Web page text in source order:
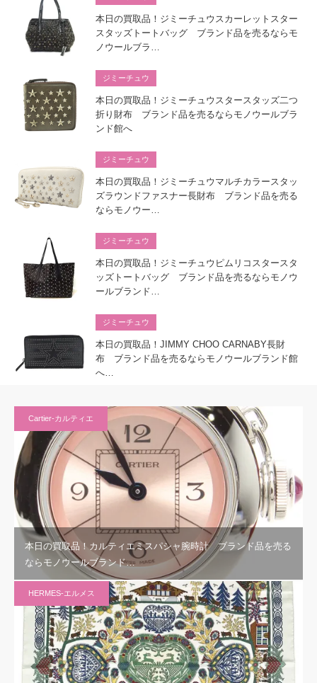
本日の買取品！ジミーチュウスカーレットスター
スタッズトートバッグ ブランド品を売るならモ
ノウールブラ…
ジミーチュウ
本日の買取品！ジミーチュウスタースタッズ二つ
折り財布 ブランド品を売るならモノウールブラ
ンド館へ
ジミーチュウ
本日の買取品！ジミーチュウマルチカラースタッ
ズラウンドファスナー長財布 ブランド品を売る
ならモノウー…
ジミーチュウ
本日の買取品！ジミーチュウピムリコスタースタ
ッズトートバッグ ブランド品を売るならモノウ
ールブランド…
ジミーチュウ
本日の買取品！JIMMY CHOO CARNABY長財
布 ブランド品を売るならモノウールブランド館
へ…
Cartier-カルティエ
本日の買取品！カルティエミスパシャ腕時計 ブランド品を売る
ならモノウールブランド…
HERMES-エルメス